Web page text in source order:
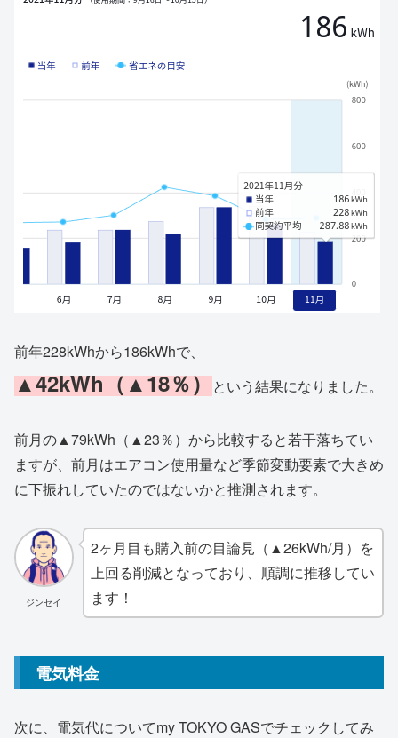
前年228kWhから186kWhで、
▲42kWh（▲18％）という結果になりました。
前月の▲79kWh（▲23％）から比較すると若干落ちてい
ますが、前月はエアコン使用量など季節変動要素で大きめ
に下振れしていたのではないかと推測されます。
ジンセイ
2ヶ月目も購入前の目論見（▲26kWh/月）を
上回る削減となっており、順調に推移してい
ます！
電気料金
次に、電気代についてmy TOKYO GASでチェックしてみ